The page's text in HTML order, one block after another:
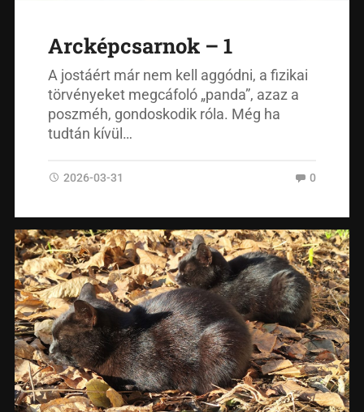
Arcképcsarnok – 1
A jostáért már nem kell aggódni, a fizikai
törvényeket megcáfoló „panda”, azaz a
poszméh, gondoskodik róla. Még ha
tudtán kívül…
2026-03-31 0